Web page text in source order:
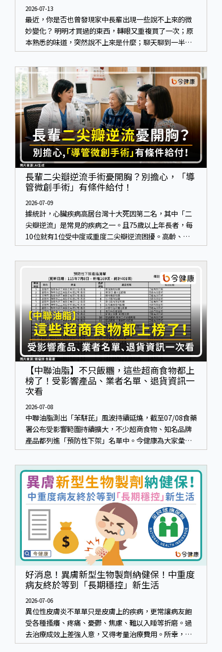
2026-07-13
最近，你是否也曾發現家中長輩出現一些說不上來的微
妙變化？ 明明才買過的東西，轉眼又重複買了一次；原
本熟悉的味道，突然說不上來是什麼；聊天聊到一半，
想說的話卻突然卡住⋯⋯這些看似平凡的小事，常常容
易被歸類為「只是老了」。但其實，記憶的變化往往不
是突然發生，而是從生活中的小小的「卡住」慢慢開
始。
長輩二尖瓣逆流手術憂開胸？別擔心，「導
管微創手術」有條件給付！
2026-07-09
據統計，心臟疾病高居台灣十大死因第二名，其中「二
尖瓣逆流」是常見的疾病之一。且75歲以上年長者，每
10位就有1位受中度或重度二尖瓣逆流困擾。高齡、體
弱、合併多重慢性疾病的患者若未及時治療，可能導致
疾病惡化，甚至進展至心衰竭，增加死亡風險。
【中聯油脂】不只飯糰，這些超商食物都上
榜了！受影響產品、業者名單、退貨資訊一
次看
2026-07-08
中聯油脂測出「苯駢芘」風波持續延燒，截至07/08食藥
署公布受影響範圍持續擴大，不少超商食物、知名品牌
產品都列進「預防性下架」名單中。今健康為大家彙整
截稿前食藥署的最新資訊，包含食藥署持續追蹤的業者
及產品資訊、目前最新因應措施、退貨資訊，供大家快
速了解。
好消息！異膚新型生物製劑納健保！中重度
病友終於等到「長期穩控」新生活
2026-07-06
異位性皮膚炎不單單只是皮膚上的疾病，更常讓病友飽
受各種搔癢、疼痛、憂鬱、焦慮、難以入睡等折磨。過
去治療成效上差強人意，又得考量治療費用。所幸，新
型生物製劑納健保，病友終於等到長期穩控的曙光！